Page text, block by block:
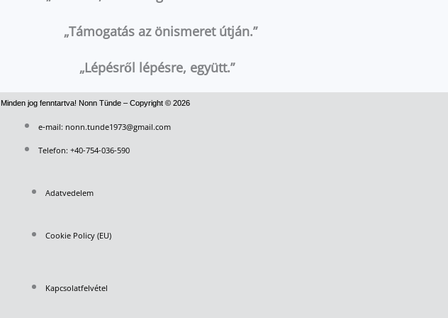
„Támogatás az önismeret útján.”
„Lépésről lépésre, együtt.”
Minden jog fenntartva! Nonn Tünde – Copyright © 2026
e‑mail: nonn.tunde1973@gmail.com
Telefon: +40-754-036-590
Adatvedelem
Cookie Policy (EU)
Kapcsolatfelvétel